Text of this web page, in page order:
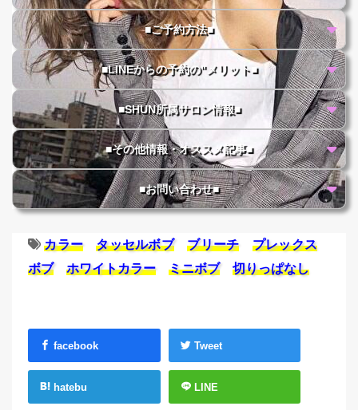
■ご予約方法■
■LINEからの予約の"メリット■
■SHUN所属サロン情報■
■その他情報・オススメ記事■
■お問い合わせ■
カラー タッセルボブ ブリーチ
プレックス
ボブ
ホワイトカラー ミニボブ 切りっぱなし
facebook Tweet
hatebu LINE